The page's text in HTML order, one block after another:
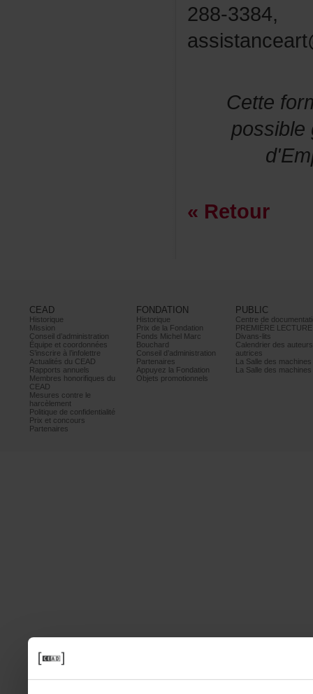
288-
«Retour
CEAD
Historique
Mission
Conseild’administration
Équipeetcoordonnées
S’inscrireàl’infolettre
ActualitésduCEAD
Rapportsannuels
Membreshonorifiquesdu
CEAD
Mesurescontrele
harcèlement
Politiquedeconfidentialité
Prixetconcours
Partenaires
FONDATION
Historique
PrixdelaFondation
FondsMichelMarc
Bouchard
Conseild’administration
Partenaires
AppuyezlaFondation
Objetspromotionnels
PUBLIC
PREMIÈRELECTURE
Divans-lits
autrices